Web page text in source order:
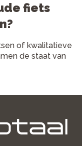
fiets
of kwalitatieve
de staat van